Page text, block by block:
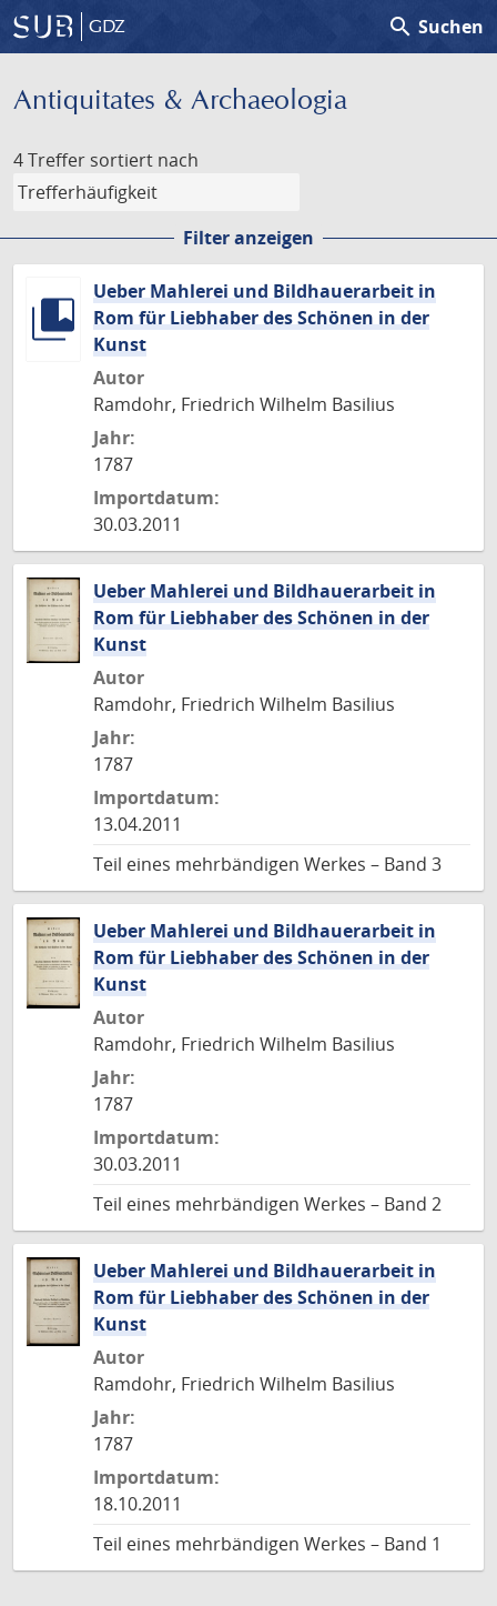
GDZ search Suchen
Antiquitates & Archaeologia
4 Treffer sortiert nach
Filter anzeigen
Ueber Mahlerei und Bildhauerarbeit in
Rom für Liebhaber des Schönen in der
Kunst
Autor
Ramdohr, Friedrich Wilhelm Basilius
Jahr:
1787
Importdatum:
30.03.2011
Ueber Mahlerei und Bildhauerarbeit in
Rom für Liebhaber des Schönen in der
Kunst
Autor
Ramdohr, Friedrich Wilhelm Basilius
Jahr:
1787
Importdatum:
13.04.2011
Teil eines mehrbändigen Werkes – Band 3
Ueber Mahlerei und Bildhauerarbeit in
Rom für Liebhaber des Schönen in der
Kunst
Autor
Ramdohr, Friedrich Wilhelm Basilius
Jahr:
1787
Importdatum:
30.03.2011
Teil eines mehrbändigen Werkes – Band 2
Ueber Mahlerei und Bildhauerarbeit in
Rom für Liebhaber des Schönen in der
Kunst
Autor
Ramdohr, Friedrich Wilhelm Basilius
Jahr:
1787
Importdatum:
18.10.2011
Teil eines mehrbändigen Werkes – Band 1